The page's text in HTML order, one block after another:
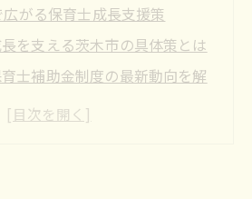
がる保育士成長支援策
を支える茨木市の具体策とは
士補助金制度の最新動向を解